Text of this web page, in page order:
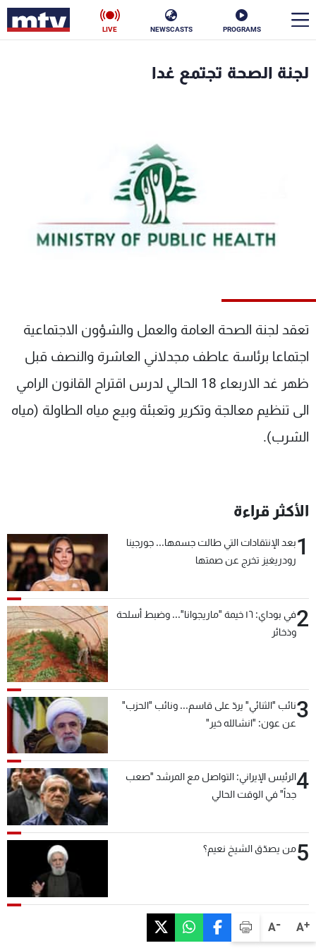
PROGRAMS
NEWSCASTS
LIVE
A+
A-
لجنة الصحة تجتمع غدا
تعقد لجنة الصحة العامة والعمل والشؤون الاجتماعية
اجتماعا برئاسة عاطف مجدلاني العاشرة والنصف قبل
ظهر غد الاربعاء 18 الحالي لدرس اقتراح القانون الرامي
الى تنظيم معالجة وتكرير وتعبئة وبيع مياه الطاولة (مياه
الشرب).
الأكثر قراءة
1بعد الإنتقادات التي طالت جسمها... جورجينا
رودريغيز تخرج عن صمتها
2
في بوداي: ١٦ خيمة "ماريجوانا"... وضبط أسلحة
وذخائر
3نائب "الثنائي" يردّ على قاسم... ونائب "الحزب"
عن عون: "انشالله خير"
4الرئيس الإيراني: التواصل مع المرشد "صعب
جداً" في الوقت الحالي
5من يصدّق الشيخ نعيم؟
فن
رياضة
كأس العالم
شاهد البرامج
الترددات
الإنـتـاج
وظائف
تواصل معنا